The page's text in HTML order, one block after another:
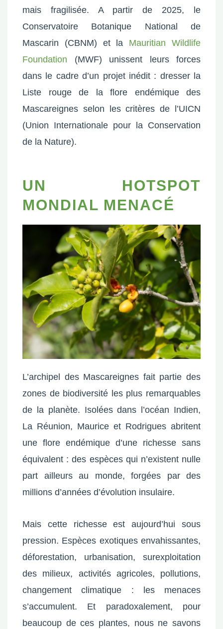
mais fragilisée. A partir de 2025, le
Conservatoire Botanique National de
Mascarin (CBNM) et la Mauritian Wildlife
Foundation (MWF) unissent leurs forces
dans le cadre d’un projet inédit : dresser la
Liste rouge de la flore endémique des
Mascareignes selon les critères de l’UICN
(Union Internationale pour la Conservation
de la Nature).
UN HOTSPOT
MONDIAL MENACÉ
L’archipel des Mascareignes fait partie des
zones de biodiversité les plus remarquables
de la planète. Isolées dans l’océan Indien,
La Réunion, Maurice et Rodrigues abritent
une flore endémique d’une richesse sans
équivalent : des espèces qui n’existent nulle
part ailleurs au monde, forgées par des
millions d’années d’évolution insulaire.
Mais cette richesse est aujourd’hui sous
pression. Espèces exotiques envahissantes,
déforestation, urbanisation, surexploitation
des milieux, activités agricoles, pollutions,
changement climatique : les menaces
s’accumulent. Et paradoxalement, pour
beaucoup de ces plantes, nous ne savons